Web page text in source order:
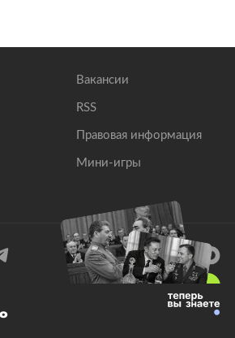
Вакансии
RSS
Правовая информация
Мини-игры
Все права защищены.